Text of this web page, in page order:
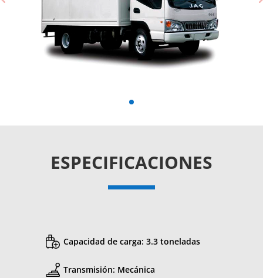
ESPECIFICACIONES
Capacidad de carga: 3.3 toneladas
Transmisión: Mecánica